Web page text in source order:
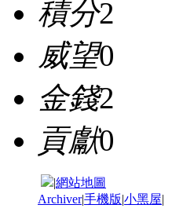
積分2
威望0
金錢2
貢獻0
|網站地圖
Archiver|手機版|小黑屋|